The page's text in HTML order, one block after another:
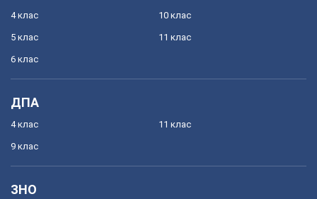
4 клас
5 клас
6 клас
10 клас
11 клас
ДПА
4 клас
9 клас
11 клас
ЗНО